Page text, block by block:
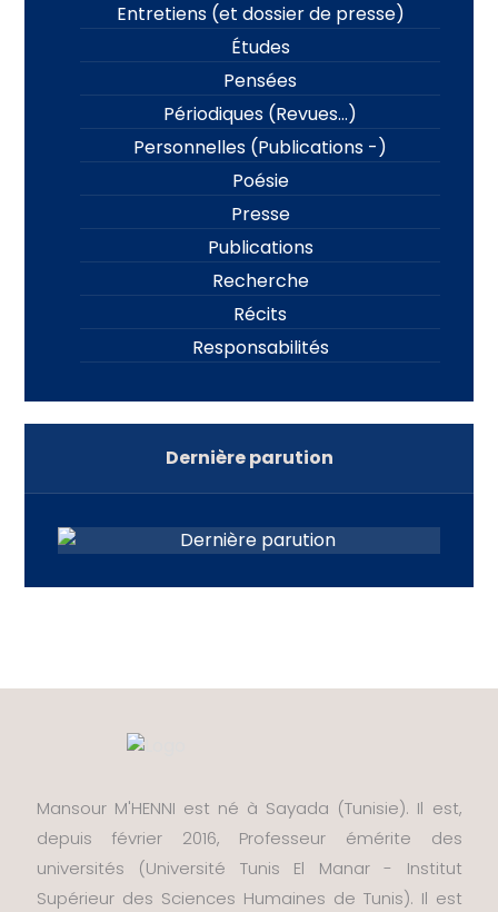
Entretiens (et dossier de presse)
Études
Pensées
Périodiques (Revues…)
Personnelles (Publications -)
Poésie
Presse
Publications
Recherche
Récits
Responsabilités
Dernière parution
Mansour M'HENNI est né à Sayada (Tunisie). Il est,
depuis février 2016, Professeur émérite des
universités (Université Tunis El Manar - Institut
Supérieur des Sciences Humaines de Tunis). Il est